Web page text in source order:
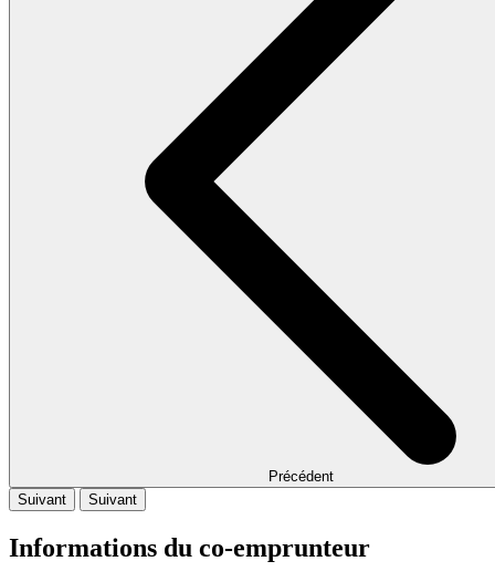
Précédent
Suivant
Suivant
Informations du co-emprunteur